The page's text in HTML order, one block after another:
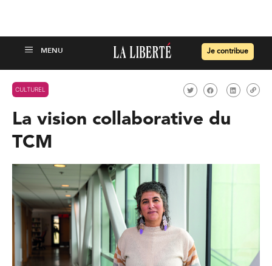
Je contribue
CULTUREL
La vision collaborative du
TCM